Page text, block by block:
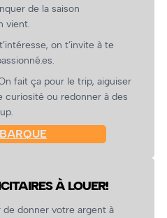
de la saison
vient.
on t’invite à te
fait ça pour le trip, aiguiser
curiosité ou redonner à des
À LOUER!
de donner votre argent à